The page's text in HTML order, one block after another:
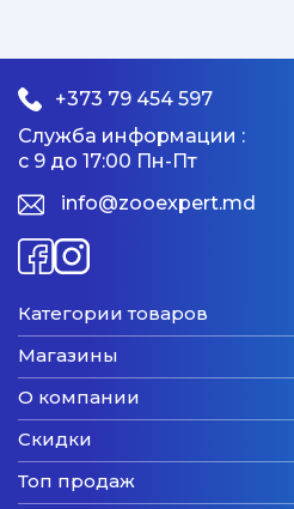
+373 79 454 597
Служба информации :
с 9 до 17:00 Пн-Пт
info@zooexpert.md
Категории товаров
Магазины
О компании
Скидки
Топ продаж